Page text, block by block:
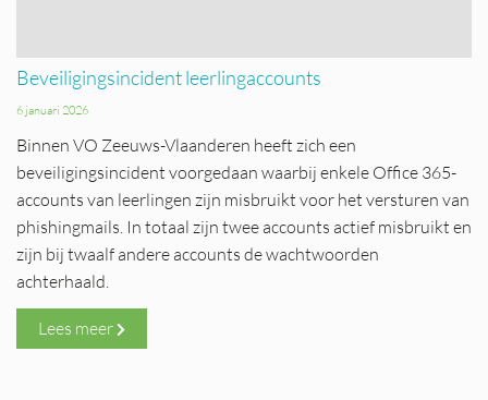
Beveiligingsincident leerlingaccounts
6 januari 2026
Binnen VO Zeeuws-Vlaanderen heeft zich een
beveiligingsincident voorgedaan waarbij enkele Office 365-
accounts van leerlingen zijn misbruikt voor het versturen van
phishingmails. In totaal zijn twee accounts actief misbruikt en
zijn bij twaalf andere accounts de wachtwoorden
achterhaald.
Lees meer